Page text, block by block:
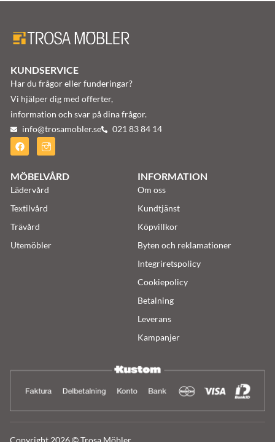
KUNDSERVICE
Har du frågor eller funderingar?
Vi hjälper dig med offerter,
information och svar på dina frågor.
info@trosamobler.se 021 83 84 14
MÖBELVÅRD
Lädervård
Textilvård
Trävård
Utemöbler
INFORMATION
Om oss
Kundtjänst
Köpvillkor
Byten och reklamationer
Integriretspolicy
Cookiepolicy
Betalning
Leverans
Kampanjer